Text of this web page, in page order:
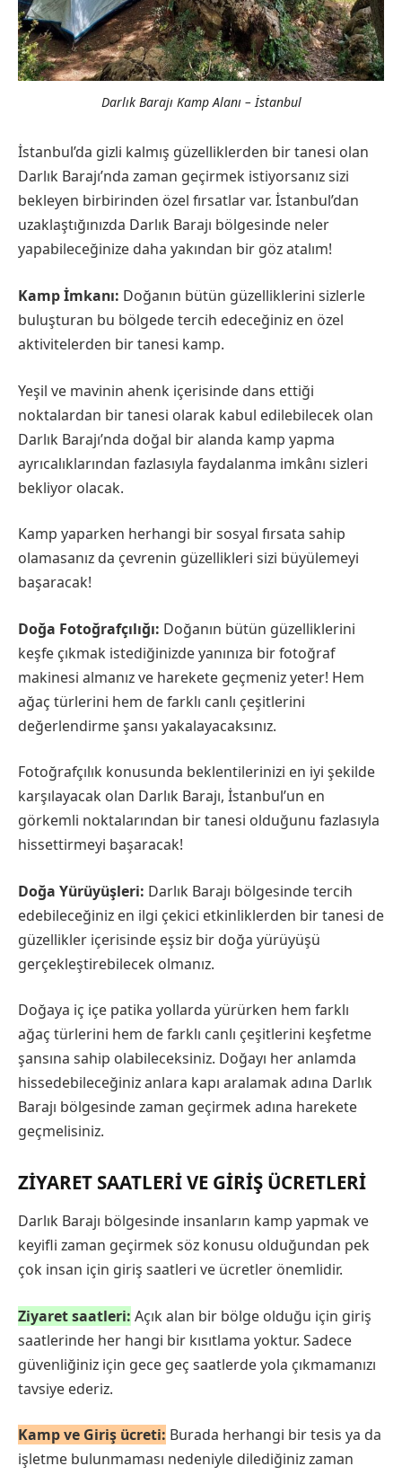
Darlık Barajı Kamp Alanı – İstanbul
İstanbul’da gizli kalmış güzelliklerden bir tanesi olan
Darlık Barajı’nda zaman geçirmek istiyorsanız sizi
bekleyen birbirinden özel fırsatlar var. İstanbul’dan
uzaklaştığınızda Darlık Barajı bölgesinde neler
yapabileceğinize daha yakından bir göz atalım!
Kamp İmkanı: Doğanın bütün güzelliklerini sizlerle
buluşturan bu bölgede tercih edeceğiniz en özel
aktivitelerden bir tanesi kamp.
Yeşil ve mavinin ahenk içerisinde dans ettiği
noktalardan bir tanesi olarak kabul edilebilecek olan
Darlık Barajı’nda doğal bir alanda kamp yapma
ayrıcalıklarından fazlasıyla faydalanma imkânı sizleri
bekliyor olacak.
Kamp yaparken herhangi bir sosyal fırsata sahip
olamasanız da çevrenin güzellikleri sizi büyülemeyi
başaracak!
Doğa Fotoğrafçılığı: Doğanın bütün güzelliklerini
keşfe çıkmak istediğinizde yanınıza bir fotoğraf
makinesi almanız ve harekete geçmeniz yeter! Hem
ağaç türlerini hem de farklı canlı çeşitlerini
değerlendirme şansı yakalayacaksınız.
Fotoğrafçılık konusunda beklentilerinizi en iyi şekilde
karşılayacak olan Darlık Barajı, İstanbul’un en
görkemli noktalarından bir tanesi olduğunu fazlasıyla
hissettirmeyi başaracak!
Doğa Yürüyüşleri: Darlık Barajı bölgesinde tercih
edebileceğiniz en ilgi çekici etkinliklerden bir tanesi de
güzellikler içerisinde eşsiz bir doğa yürüyüşü
gerçekleştirebilecek olmanız.
Doğaya iç içe patika yollarda yürürken hem farklı
ağaç türlerini hem de farklı canlı çeşitlerini keşfetme
şansına sahip olabileceksiniz. Doğayı her anlamda
hissedebileceğiniz anlara kapı aralamak adına Darlık
Barajı bölgesinde zaman geçirmek adına harekete
geçmelisiniz.
ZIYARET SAATLERI VE GIRIŞ ÜCRETLERI
Darlık Barajı bölgesinde insanların kamp yapmak ve
keyifli zaman geçirmek söz konusu olduğundan pek
çok insan için giriş saatleri ve ücretler önemlidir.
Ziyaret saatleri: Açık alan bir bölge olduğu için giriş
saatlerinde her hangi bir kısıtlama yoktur. Sadece
güvenliğiniz için gece geç saatlerde yola çıkmamanızı
tavsiye ederiz.
Kamp ve Giriş ücreti: Burada herhangi bir tesis ya da
işletme bulunmaması nedeniyle dilediğiniz zaman